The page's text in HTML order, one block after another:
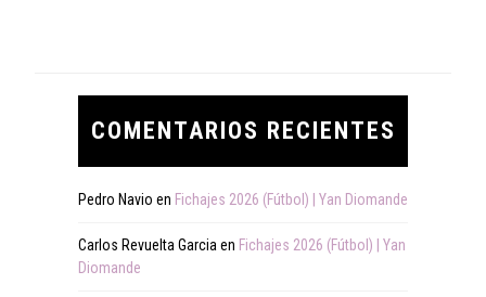
COMENTARIOS RECIENTES
Pedro Navio en Fichajes 2026 (Fútbol) | Yan Diomande
Carlos Revuelta Garcia en Fichajes 2026 (Fútbol) | Yan
Diomande